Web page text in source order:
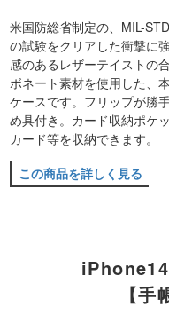
米国防総省制定の、MIL-
の試験をクリアした衝撃に
感のあるレザーテイストの
ボネート素材を使用した、
ケースです。フリップが勝
め具付き。カード収納ポケ
カード等を収納できます。
この商品を詳しく見る
【手